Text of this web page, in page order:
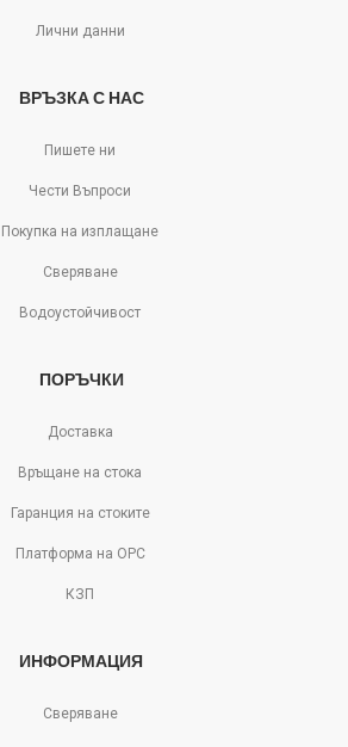
Лични данни
ВРЪЗКА С НАС
Пишете ни
Чести Въпроси
Покупка на изплащане
Сверяване
Водоустойчивост
ПОРЪЧКИ
Доставка
Връщане на стока
Гаранция на стоките
Платформа на ОРС
КЗП
ИНФОРМАЦИЯ
Сверяване